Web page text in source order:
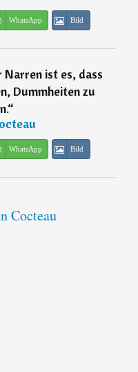
WhatsApp Bild
ist es, dass
Dummheiten zu
“
WhatsApp Bild
Cocteau